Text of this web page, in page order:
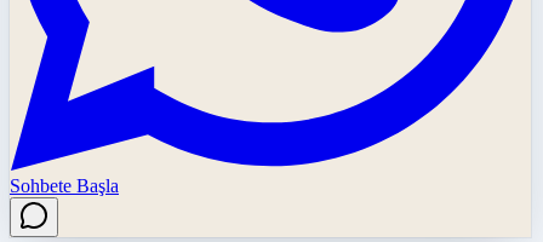
Sohbete Başla